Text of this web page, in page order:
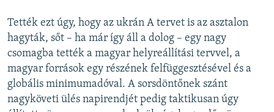
Tették ezt úgy, hogy az ukrán A tervet is az asztalon
hagyták, sőt – ha már így áll a dolog – egy nagy
csomagba tették a magyar helyreállítási tervvel, a
magyar források egy részének felfüggesztésével és a
globális minimumadóval. A sorsdöntőnek szánt
nagyköveti ülés napirendjét pedig taktikusan úgy